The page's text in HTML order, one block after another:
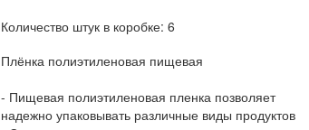
Количество штук в коробке: 6
Плёнка полиэтиленовая пищевая
- Пищевая полиэтиленовая пленка позволяет
надежно упаковывать различные виды продуктов